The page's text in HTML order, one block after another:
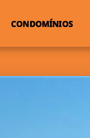
CONDOMÍNIOS